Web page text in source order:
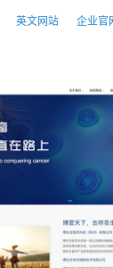
英文网站 企业官